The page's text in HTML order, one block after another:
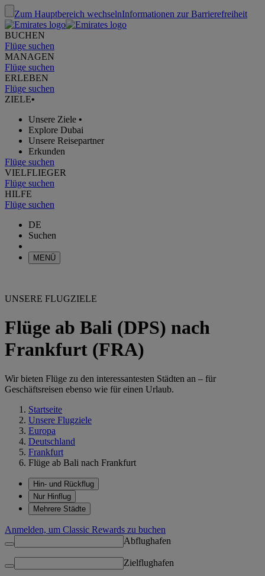
Zum Hauptbereich wechselnInformationen zur Barrierefreiheit
BUCHEN
Flüge suchen
MANAGEN
Flüge suchen
ERLEBEN
Flüge suchen
ZIELE•
Unsere Ziele •
Explore Dubai
Unsere Reisepartner
Erkunden
Flüge suchen
VIELFLIEGER
Flüge suchen
HILFE
Flüge suchen
DE
Suchen
MENÜ
UNSERE FLUGZIELE
Flüge ab Bali (DPS) nach
Frankfurt (FRA)
Wir bieten Flüge zu den interessantesten Städten an – für
Geschäftsreisen ebenso wie für einen Urlaub.
Startseite
Unsere Flugziele
Europa
Deutschland
Frankfurt
Flüge ab Bali nach Frankfurt
Hin- und Rückflug
Nur Hinflug
Mehrere Städte
Anmelden, um Classic Rewards zu buchen
Abflughafen
Zielflughafen